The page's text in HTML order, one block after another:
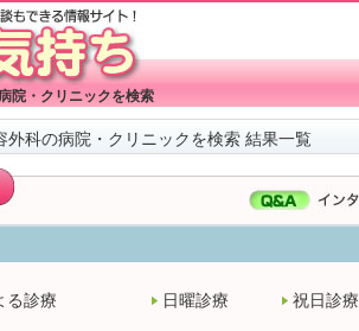
院・クリニックを検索
外科の病院・クリニックを検索 結果一覧
る診療 日曜診療 祝日診療